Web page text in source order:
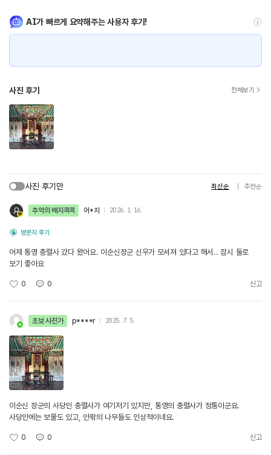
AI가 빠르게 요약해주는 사용자 후기!
사진 후기 전체보기
사진 후기만 최신순 추천순
추억의 배지콕콕 어*치 2026. 1. 16.
방문자 후기
어제 통영 충렬사 갔다 왔어요. 이순신장군 신우가 모셔져 있다고 해서.. 잠시 둘로
보기 좋아요
0 0 신고
초보 사진가 p****r 2025. 7. 5.
이순신 장군의 사당인 충렬사가 여기저기 있지만, 통영의 충렬사가 정통이군요.
사당안에는 보물도 있고, 안팎의 나무들도 인상적이네요.
0 0 신고